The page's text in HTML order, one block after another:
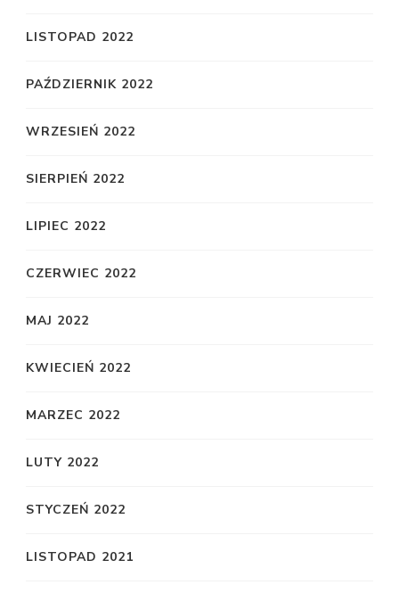
LISTOPAD 2022
PAŹDZIERNIK 2022
WRZESIEŃ 2022
SIERPIEŃ 2022
LIPIEC 2022
CZERWIEC 2022
MAJ 2022
KWIECIEŃ 2022
MARZEC 2022
LUTY 2022
STYCZEŃ 2022
LISTOPAD 2021